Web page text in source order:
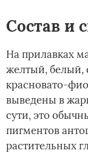
Состав и
На прилавках
желтый, белый,
красновато-
выведены в
сути, это
пигментов
растительных